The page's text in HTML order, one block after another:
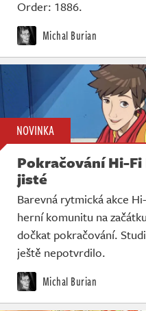
Order: 1886.
Michal Burian
NOVINKA
Pokračování Hi-Fi
jisté
Barevná rytmická akce
herní komunitu na
dočkat pokračování.
ještě nepotvrdilo.
Michal Burian